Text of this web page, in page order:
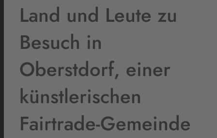
Land und Leute zu
Besuch in
Oberstdorf, einer
künstlerischen
Fairtrade-Gemeinde